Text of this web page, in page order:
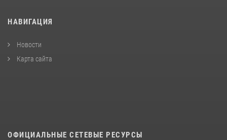
НАВИГАЦИЯ
Новости
Карта сайта
ОФИЦИАЛЬНЫЕ СЕТЕВЫЕ РЕСУРСЫ